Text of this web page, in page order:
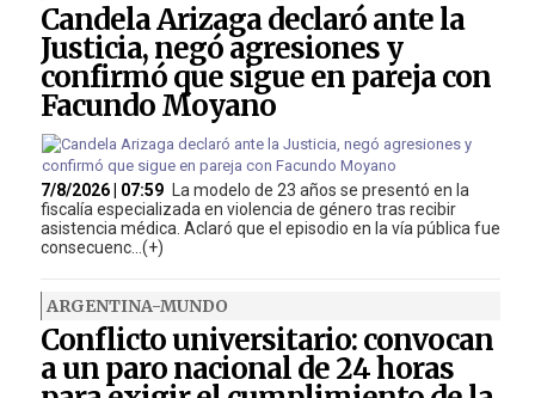
Candela Arizaga declaró ante la
Justicia, negó agresiones y
confirmó que sigue en pareja con
Facundo Moyano
7/8/2026 | 07:59 La modelo de 23 años se presentó en la
fiscalía especializada en violencia de género tras recibir
asistencia médica. Aclaró que el episodio en la vía pública fue
consecuenc...(+)
ARGENTINA-MUNDO
Conflicto universitario: convocan
a un paro nacional de 24 horas